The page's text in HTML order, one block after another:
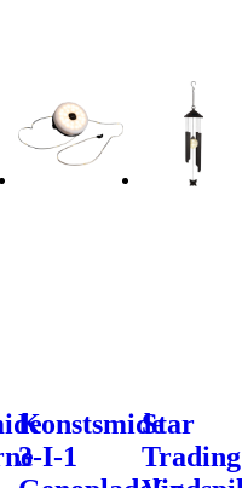
Konstsmide
3-I-1
Star
Trading